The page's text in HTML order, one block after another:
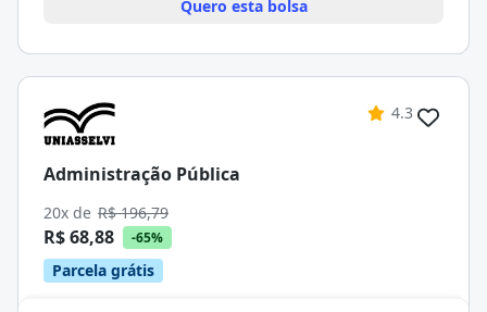
Quero esta bolsa
4.3
Administração Pública
20x de R$ 196,79
R$ 68,88 -65%
Parcela grátis